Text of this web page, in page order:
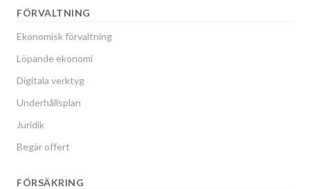
FÖRVALTNING
Ekonomisk förvaltning
Löpande ekonomi
Digitala verktyg
Underhållsplan
Juridik
Begär offert
FÖRSÄKRING